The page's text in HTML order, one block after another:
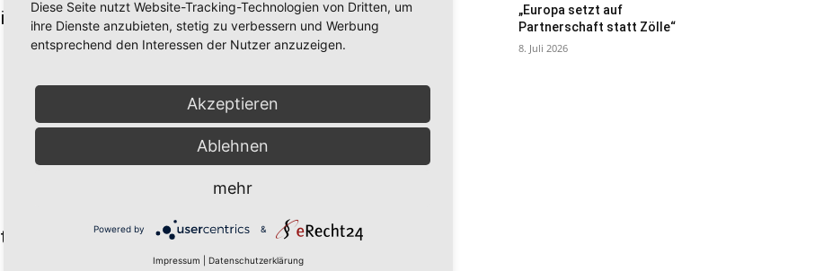
Auch Digitalkonzerne müssen ihren
fairen Beitrag leisten
„Einladung zur Beteiligung an
Europas Zukunft“
„Europa setzt auf
Partnerschaft statt Zölle“
8. Juli 2026
Diese Seite nutzt Website-Tracking-Technologien von Dritten, um
ihre Dienste anzubieten, stetig zu verbessern und Werbung
entsprechend den Interessen der Nutzer anzuzeigen.
Akzeptieren
Ablehnen
mehr
Powered by &
Impressum Datenschutzerklärung